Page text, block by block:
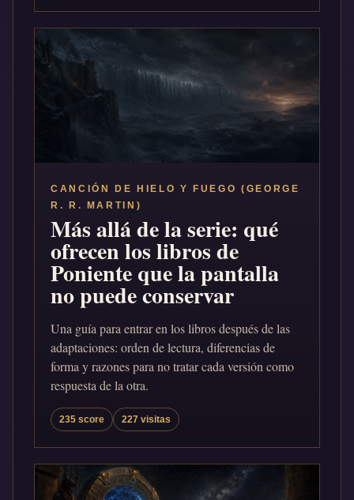
CANCIÓN DE HIELO Y FUEGO (GEORGE
R. R. MARTIN)
Más allá de la serie: qué
ofrecen los libros de
Poniente que la pantalla
no puede conservar
Una guía para entrar en los libros después de las
adaptaciones: orden de lectura, diferencias de
forma y razones para no tratar cada versión como
respuesta de la otra.
235 score 227 visitas